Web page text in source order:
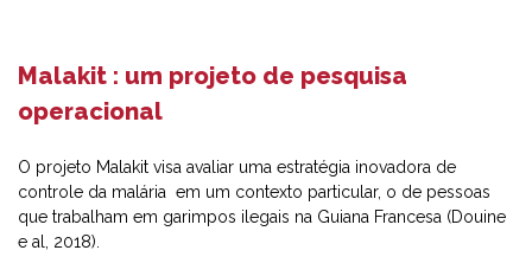
Malakit : um projeto de pesquisa
operacional
O projeto Malakit visa avaliar uma estratégia inovadora de
controle da malária em um contexto particular, o de pessoas
que trabalham em garimpos ilegais na Guiana Francesa (Douine
e al, 2018).